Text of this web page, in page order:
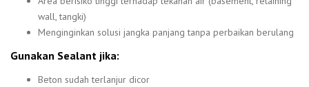
wall, tangki)
Menginginkan solusi jangka panjang tanpa perbaikan berulang
Gunakan Sealant jika:
Beton sudah terlanjur dicor